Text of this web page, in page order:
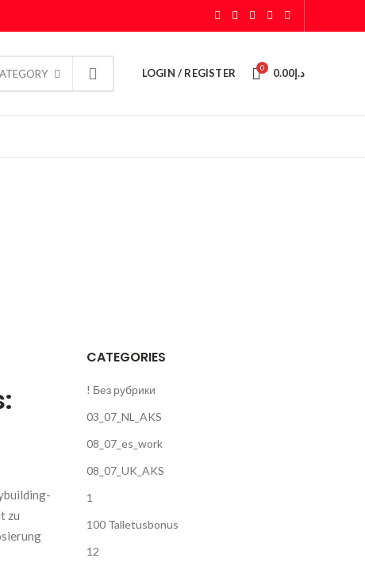
LOGIN / REGISTER 0 د.إ0.00
zu
CATEGORIES
! Без рубрики
03_07_NL_AKS
08_07_es_work
08_07_UK_AKS
1
100 Talletusbonus
12